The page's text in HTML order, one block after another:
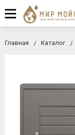
Главная Каталог